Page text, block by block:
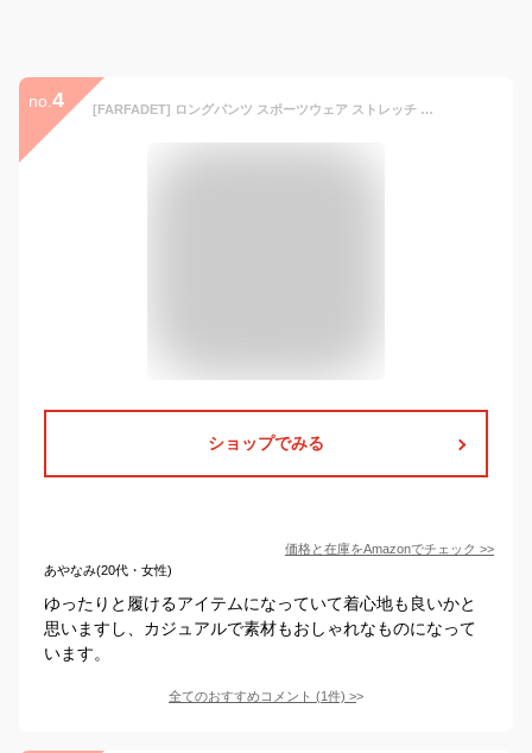
no. 4 [FARFADET] ロングパンツ スポーツウェア ストレッチ ストレート レディース スウェット トレーニング フィットネス ランニング ジャージ 長ズボン ゆったり オシャレ 美尻 伸びる 介護 無地 ダンス レッスン ルーム カジュアル ゴルフ ファッション 紺 ネイビー navy (L, ネイビー)
ショップでみる
価格と在庫をAmazonでチェック >>
あやなみ(20代・女性)
ゆったりと履けるアイテムになっていて着心地も良いかと
思いますし、カジュアルで素材もおしゃれなものになって
います。
全てのおすすめコメント (1件) >